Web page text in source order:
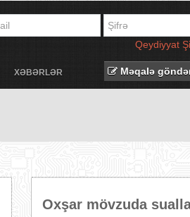
Qeydiyyat
XƏBƏRLƏR Məqalə
Oxşar mövzuda